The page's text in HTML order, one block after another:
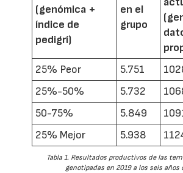
(genómica +
índice de
pedigrí)
en el
grupo
25% Peor 5.751
25%-50%
5.732
50-75%
5.849
25% Mejor
5.938
Tabla 1. Resultados productivos de las
genotipadas en 2019 a los seis años